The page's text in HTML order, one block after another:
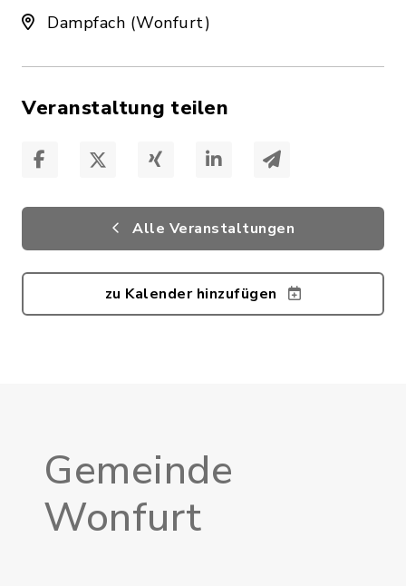
Dampfach (Wonfurt)
Veranstaltung teilen
Alle Veranstaltungen
zu Kalender hinzufügen
Gemeinde
Wonfurt